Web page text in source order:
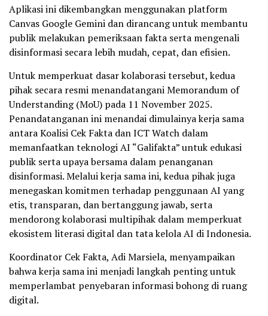
Aplikasi ini dikembangkan menggunakan platform
Canvas Google Gemini dan dirancang untuk membantu
publik melakukan pemeriksaan fakta serta mengenali
disinformasi secara lebih mudah, cepat, dan efisien.
Untuk memperkuat dasar kolaborasi tersebut, kedua
pihak secara resmi menandatangani Memorandum of
Understanding (MoU) pada 11 November 2025.
Penandatanganan ini menandai dimulainya kerja sama
antara Koalisi Cek Fakta dan ICT Watch dalam
memanfaatkan teknologi AI “Galifakta” untuk edukasi
publik serta upaya bersama dalam penanganan
disinformasi. Melalui kerja sama ini, kedua pihak juga
menegaskan komitmen terhadap penggunaan AI yang
etis, transparan, dan bertanggung jawab, serta
mendorong kolaborasi multipihak dalam memperkuat
ekosistem literasi digital dan tata kelola AI di Indonesia.
Koordinator Cek Fakta, Adi Marsiela, menyampaikan
bahwa kerja sama ini menjadi langkah penting untuk
memperlambat penyebaran informasi bohong di ruang
digital.